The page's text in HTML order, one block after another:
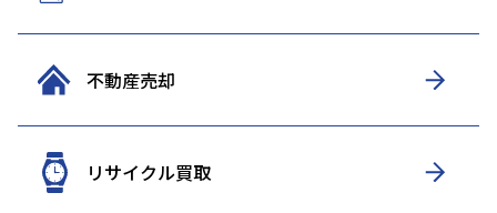
不動産売却
リサイクル買取